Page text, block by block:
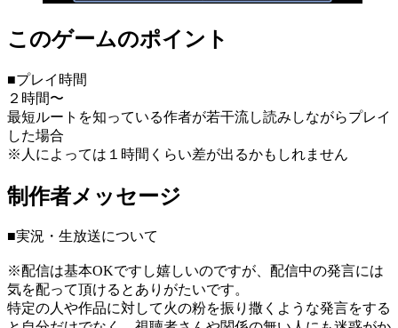
このゲームのポイント
■プレイ時間
２時間〜
最短ルートを知っている作者が若干流し読みしながらプレイ
した場合
※人によっては１時間くらい差が出るかもしれません
制作者メッセージ
■実況・生放送について
※配信は基本OKですし嬉しいのですが、配信中の発言には
気を配って頂けるとありがたいです。
特定の人や作品に対して火の粉を振り撒くような発言をする